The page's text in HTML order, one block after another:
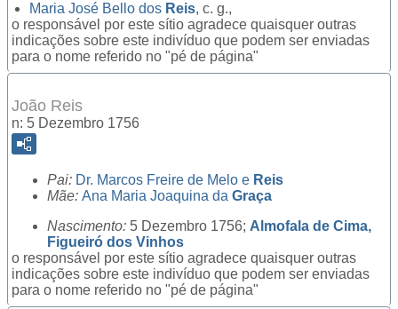
Maria José Bello dos Reis, c. g.,
o responsável por este sítio agradece quaisquer outras
indicações sobre este indivíduo que podem ser enviadas
para o nome referido no "pé de página"
João Reis
n: 5 Dezembro 1756
Pai: Dr. Marcos Freire de Melo e Reis
Mãe: Ana Maria Joaquina da Graça
Nascimento: 5 Dezembro 1756; Almofala de Cima,
Figueiró dos Vinhos
o responsável por este sítio agradece quaisquer outras
indicações sobre este indivíduo que podem ser enviadas
para o nome referido no "pé de página"